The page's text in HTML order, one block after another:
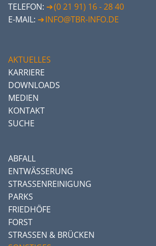
TELEFON:
(0 21 91) 16 - 28 40
E-MAIL:
INFO@TBR-INFO.DE
AKTUELLES
KARRIERE
DOWNLOADS
MEDIEN
KONTAKT
SUCHE
ABFALL
ENTWÄSSERUNG
STRASSENREINIGUNG
PARKS
FRIEDHÖFE
FORST
STRASSEN & BRÜCKEN